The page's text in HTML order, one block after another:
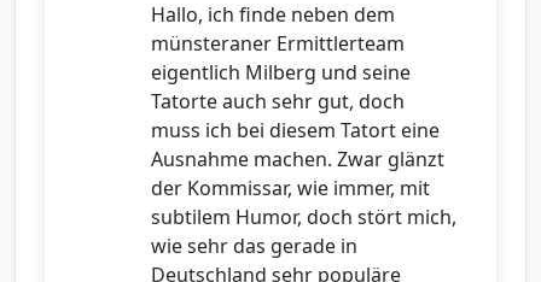
Hallo, ich finde neben dem
münsteraner Ermittlerteam
eigentlich Milberg und seine
Tatorte auch sehr gut, doch
muss ich bei diesem Tatort eine
Ausnahme machen. Zwar glänzt
der Kommissar, wie immer, mit
subtilem Humor, doch stört mich,
wie sehr das gerade in
Deutschland sehr populäre